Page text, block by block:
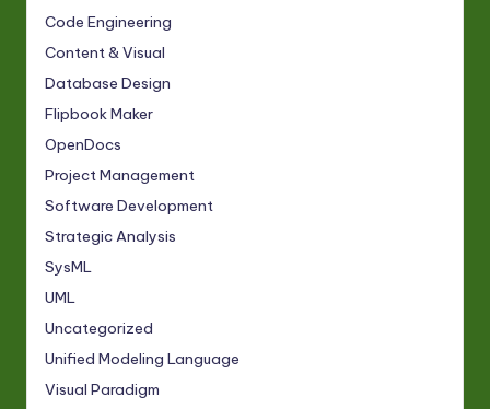
Code Engineering
Content & Visual
Database Design
Flipbook Maker
OpenDocs
Project Management
Software Development
Strategic Analysis
SysML
UML
Uncategorized
Unified Modeling Language
Visual Paradigm